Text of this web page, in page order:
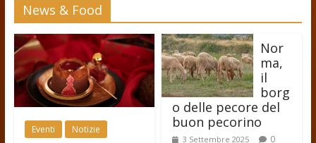
News & Food
Eventi Notizie
Nor
ma,
il
borg
o delle pecore del
buon pecorino
3 Settembre 2025 0